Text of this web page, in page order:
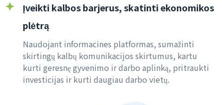
Įveikti kalbos barjerus, skatinti ekonomikos
plėtrą
Naudojant informacines platformas, sumažinti
skirtingų kalbų komunikacijos skirtumus, kartu
kurti geresnę gyvenimo ir darbo aplinką, pritraukti
investicijas ir kurti daugiau darbo vietų.